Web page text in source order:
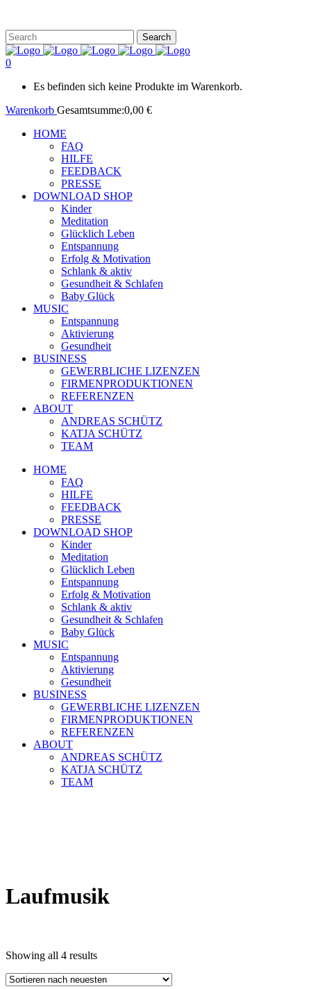
0
Es befinden sich keine Produkte im Warenkorb.
Warenkorb Gesamtsumme:0,00 €
HOME
FAQ
HILFE
FEEDBACK
PRESSE
DOWNLOAD SHOP
Kinder
Meditation
Glücklich Leben
Entspannung
Erfolg & Motivation
Schlank & aktiv
Gesundheit & Schlafen
Baby Glück
MUSIC
Entspannung
Aktivierung
Gesundheit
BUSINESS
GEWERBLICHE LIZENZEN
FIRMENPRODUKTIONEN
REFERENZEN
ABOUT
ANDREAS SCHÜTZ
KATJA SCHÜTZ
TEAM
HOME
FAQ
HILFE
FEEDBACK
PRESSE
DOWNLOAD SHOP
Kinder
Meditation
Glücklich Leben
Entspannung
Erfolg & Motivation
Schlank & aktiv
Gesundheit & Schlafen
Baby Glück
MUSIC
Entspannung
Aktivierung
Gesundheit
BUSINESS
GEWERBLICHE LIZENZEN
FIRMENPRODUKTIONEN
REFERENZEN
ABOUT
ANDREAS SCHÜTZ
KATJA SCHÜTZ
TEAM
Laufmusik
Showing all 4 results